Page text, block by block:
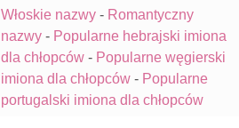
Włoskie nazwy - Romantyczny
nazwy - Popularne hebrajski imiona
dla chłopców - Popularne węgierski
imiona dla chłopców - Popularne
portugalski imiona dla chłopców